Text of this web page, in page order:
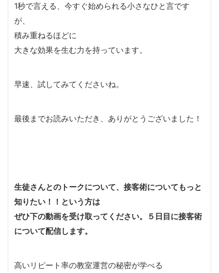
1秒で言える、今すぐ始められる小さなひと言です
が、
積み重ねるほどに
大きな効果を生む力を持っています。
早速、試してみてくださいね。
最後までお読みいただき、ありがとうございました！
生徒さんとのトークについて、接客術についてもっと
知りたい！！という方は
ぜひ下の動画を受け取ってください。５日目に接客術
について配信します。
高いリピート率の教室運営の秘密が学べる